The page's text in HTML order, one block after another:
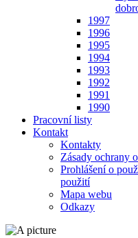
1997
1996
1995
1994
1993
1992
1991
1990
Pracovní listy
Kontakt
Kontakty
Zásady ochrany
Prohlášení o
použití
Mapa webu
Odkazy